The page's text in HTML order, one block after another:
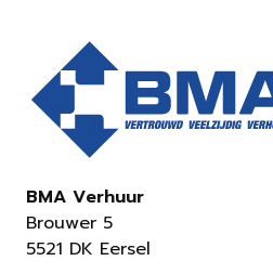
BMA Verhuur
Brouwer 5
5521 DK Eersel